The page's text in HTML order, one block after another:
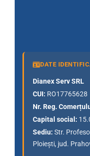
DATE
Dianex Serv SRL
CUI: RO17765628
Nr. Reg.
Capital social:
Sediu: Str.
Ploiești, jud.